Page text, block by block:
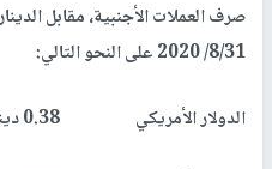
صرف العملات الأجنبية، مقابل
8/31/ 2020 على النحو التالي:
الدولار الأمريكي 0.38 دينار بحريني